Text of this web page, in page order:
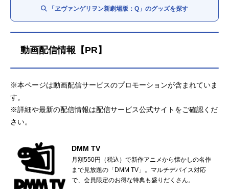
「ヱヴァンゲリヲン新劇場版：Q」のグッズを探す
動画配信情報【PR】
※本ページは動画配信サービスのプロモーションが含まれていま
す。
※詳細や最新の配信情報は配信サービス公式サイトをご確認くだ
さい。
DMM TV
月額550円（税込）で新作アニメから懐かしの名作
まで見放題の「DMM TV」。マルチデバイス対応
で、会員限定のお得な特典も盛りだくさん。